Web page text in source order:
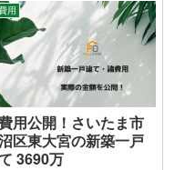
用
用公開！さいたま市
区東大宮の新築一戸
3690万